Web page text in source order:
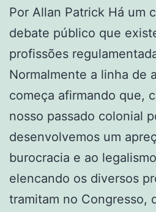
Por Allan Patrick Há um
debate público que
profissões
Normalmente a linha de
começa afirmando que,
nosso passado colonial
desenvolvemos um
burocracia e ao
elencando os diversos
tramitam no Congresso,